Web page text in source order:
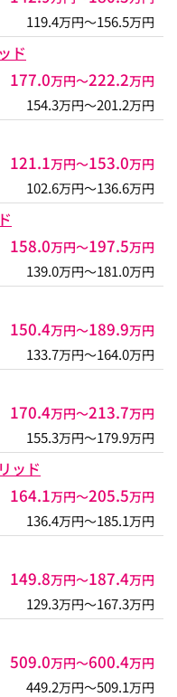
119.4万円〜156.5万円
ド
177.0万円〜222.2万円
154.3万円〜201.2万円
121.1万円〜153.0万円
102.6万円〜136.6万円
158.0万円〜197.5万円
139.0万円〜181.0万円
150.4万円〜189.9万円
133.7万円〜164.0万円
170.4万円〜213.7万円
155.3万円〜179.9万円
ッド
164.1万円〜205.5万円
136.4万円〜185.1万円
149.8万円〜187.4万円
129.3万円〜167.3万円
509.0万円〜600.4万円
449.2万円〜509.1万円